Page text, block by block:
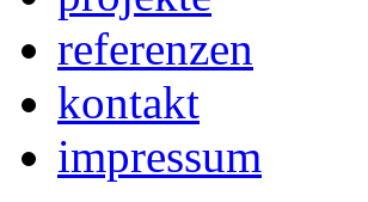
referenzen
kontakt
impressum